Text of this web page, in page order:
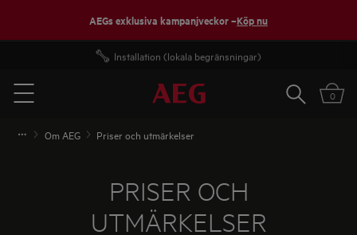
AEGs exklusiva kampanjveckor –Köp nu
Fri frakt över 1000 kr*
Menu
Sök 0
Om AEG Priser och utmärkelser
PRISER OCH
UTMÄRKELSER